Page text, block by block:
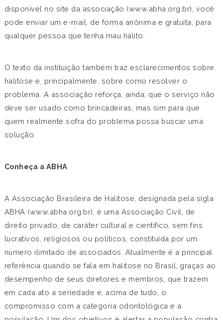
disponível no site da associação (www.abha.org.br), você
pode enviar um e-mail, de forma anônima e gratuita, para
qualquer pessoa que tenha mau hálito.
O texto da instituição também traz esclarecimentos sobre
halitose e, principalmente, sobre como resolver o
problema. A associação reforça, ainda, que o serviço não
deve ser usado como brincadeiras, mas sim para que
quem realmente sofra do problema possa buscar uma
solução.
Conheça a ABHA
A Associação Brasileira de Halitose, designada pela sigla
ABHA (www.abha.org.br), é uma Associação Civil, de
direito privado, de caráter cultural e científico, sem fins
lucrativos, religiosos ou políticos, constituída por um
número ilimitado de associados. Atualmente é a principal
referência quando se fala em halitose no Brasil, graças ao
desempenho de seus diretores e membros, que trazem
em cada ato a seriedade e, acima de tudo, o
compromisso com a categoria odontológica e a